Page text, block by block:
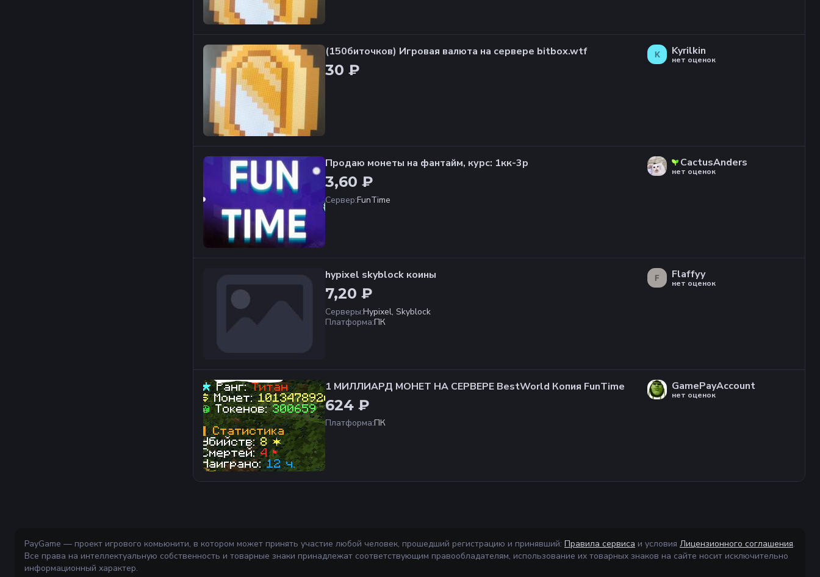
(150биточков) Игровая валюта на сервере bitbox.wtf
30 ₽
K Kyrilkin
нет оценок
Продаю монеты на фантайм, курс: 1кк-3р
3,60 ₽
Сервер:FunTime
CactusAnders
нет оценок
hypixel skyblock коины
7,20 ₽
Серверы:Hypixel, Skyblock
Платформа:ПК
F Flaffyy
нет оценок
1 МИЛЛИАРД МОНЕТ НА СЕРВЕРЕ BestWorld Копия FunTime
624 ₽
Платформа:ПК
GamePayAccount
нет оценок
PayGame — проект игрового комьюнити, в котором может принять участие любой человек, прошедший регистрацию и принявший: Правила сервиса и условия Лицензионного соглашения.
Все права на интеллектуальную собственность и товарные знаки принадлежат соответствующим правообладателям, использование их товарных знаков на сайте носит исключительно
информационный характер.